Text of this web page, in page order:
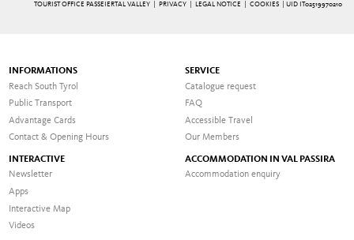
TOURIST OFFICE PASSEIERTAL VALLEY | PRIVACY| LEGAL NOTICE COOKIES | UID IT02519970210
INFORMATIONS
Reach South Tyrol
Public Transport
Advantage Cards
Contact & Opening Hours
SERVICE
Catalogue request
FAQ
Accessible Travel
Our Members
INTERACTIVE
Newsletter
Apps
Interactive Map
Videos
ACCOMMODATION IN VAL PASSIRA
Accommodation enquiry